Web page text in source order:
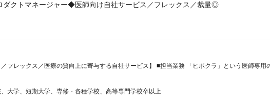
ダクトマネージャー◆医師向け自社サービス／フレックス／裁量◎
／フレックス／医療の質向上に寄与する自社サービス】 ■担当業務 「ヒポクラ」という医師専用
大学、短期大学、専修・各種学校、高等専門学校卒以上